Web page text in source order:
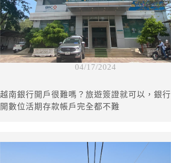
04/17/2024
越南銀行開戶很難嗎？旅遊簽證就可以，銀行
開數位活期存款帳戶完全都不難